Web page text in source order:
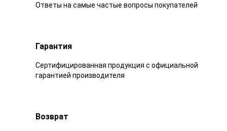
Ответы на самые частые вопросы покупателей
Гарантия
Сертифицированная продукция с официальной
гарантией производителя
Возврат